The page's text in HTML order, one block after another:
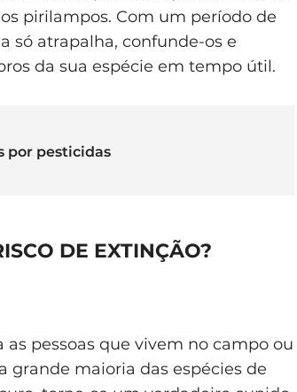
pirilampos. Com um período de
só atrapalha, confunde-os e
da sua espécie em tempo útil.
por pesticidas
DE EXTINÇÃO?
pessoas que vivem no campo ou
grande maioria das espécies de